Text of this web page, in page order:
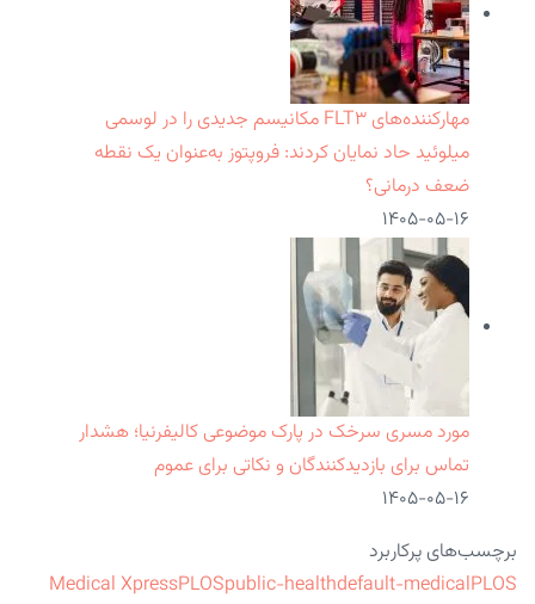
مهارکننده‌های FLT۳ مکانیسم جدیدی را در لوسمی
میلوئید حاد نمایان کردند: فروپتوز به‌عنوان یک نقطه
ضعف درمانی؟
۱۴۰۵-۰۵-۱۶
مورد مسری سرخک در پارک موضوعی کالیفرنیا؛ هشدار
تماس برای بازدیدکنندگان و نکاتی برای عموم
۱۴۰۵-۰۵-۱۶
برچسب‌های پرکاربرد
Medical XpressPLOSpublic-healthdefault-medicalPLOS